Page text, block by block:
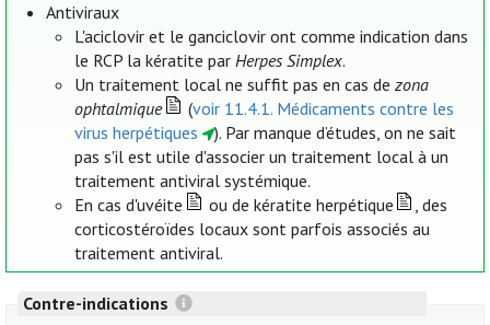
Antiviraux
L'aciclovir et le ganciclovir ont comme indication dans
le RCP la kératite parHerpes Simplex.
Un traitement local ne suffit pas en cas dezona
ophtalmique
(voir 11.4.1. Médicaments contre les
virus herpétiques
). Par manque d’études, on ne sait
pas s'il est utile d'associer un traitement local à un
traitement antiviral systémique.
En cas d'uvéite
ou de kératite herpétique
, des
corticostéroïdes locaux sont parfois associés au
traitement antiviral.
Contre-indications